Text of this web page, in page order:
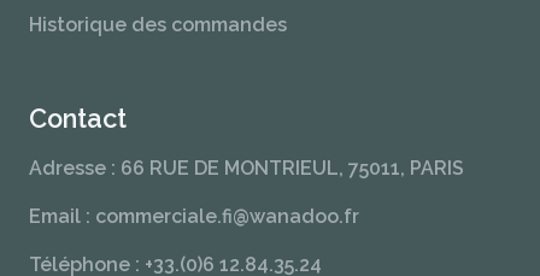
Historique des commandes
Contact
Adresse : 66 RUE DE MONTRIEUL, 75011, PARIS
Email : commerciale.fi@wanadoo.fr
Téléphone : +33.(0)6 12.84.35.24